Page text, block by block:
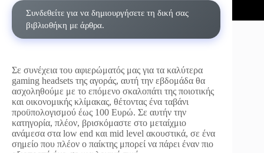
Συνδεθείτε για να δημιουργήσετε τη δική σας
βιβλιοθήκη με άρθρα.
Σε συνέχεια του αφιερώματός μας για τα καλύτερα
gaming headsets της αγοράς, αυτή την εβδομάδα θα
ασχοληθούμε με το επόμενο σκαλοπάτι της ποιοτικής
και οικονομικής κλίμακας, θέτοντας ένα ταβάνι
προϋπολογισμού έως 100 Ευρώ. Σε αυτήν την
κατηγορία, πλέον, βρισκόμαστε στο μεταίχμιο
ανάμεσα στα low end και mid level ακουστικά, σε ένα
σημείο που πλέον ο παίκτης μπορεί να πάρει έναν πιο